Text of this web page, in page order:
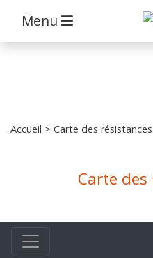
Menu
Accueil > Carte des résistances
Carte